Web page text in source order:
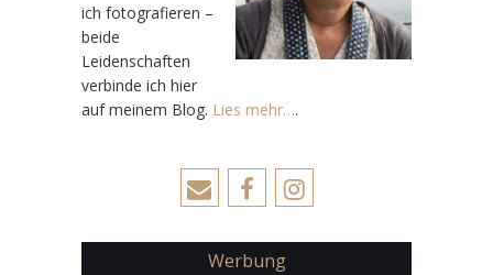
ich fotografieren –
beide
Leidenschaften
verbinde ich hier
auf meinem Blog. Lies mehr….
Werbung